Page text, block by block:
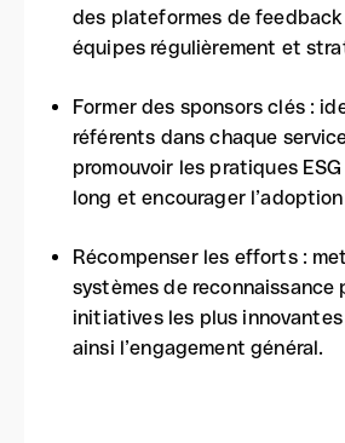
des plateformes de
équipes régulièrement et
Former des sponsors clés :
référents dans chaque
promouvoir les pratiques
long et encourager
Récompenser les efforts :
systèmes de reconnaissance
initiatives les plus
ainsi l’engagement général.